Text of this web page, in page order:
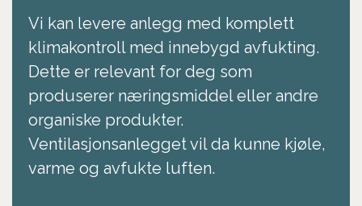
Vi kan levere anlegg med komplett
klimakontroll med innebygd avfukting.
Dette er relevant for deg som
produserer næringsmiddel eller andre
organiske produkter.
Ventilasjonsanlegget vil da kunne kjøle,
varme og avfukte luften.